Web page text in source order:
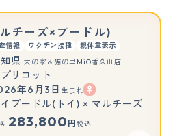
チーズ×プードル)
情報 ワクチン接種 親体重表示
県 犬の家＆猫の里MiO香久山店
リコット
年6月3日 生まれ
イプードル(トイ) × マルチーズ
: 283,800 円 税込